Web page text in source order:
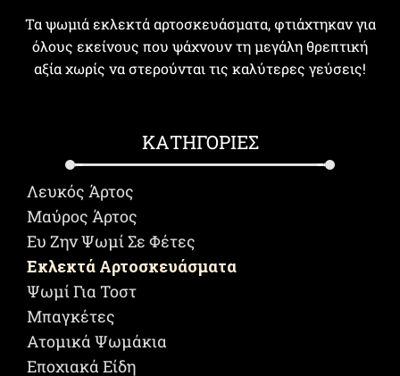
Τα ψωμιά εκλεκτά αρτοσκευάσματα, φτιάχτηκαν για
όλους εκείνους που ψάχνουν τη μεγάλη θρεπτική
αξία χωρίς να στερούνται τις καλύτερες γεύσεις!
ΚΑΤΗΓΟΡΙΕΣ
Λευκός Άρτος
Μαύρος Άρτος
Ευ Ζην Ψωμί Σε Φέτες
Eκλεκτά Αρτοσκευάσματα
Ψωμί Για Τοστ
Μπαγκέτες
Ατομικά Ψωμάκια
Εποχιακά Είδη